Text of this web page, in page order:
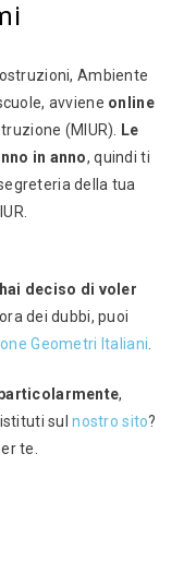
Ambiente
avviene online
(MIUR).
Le
in anno, quindi ti
della tua
hai deciso di voler
dei dubbi, puoi
Geometri Italiani
,
istituti sulnostro sito?
te.